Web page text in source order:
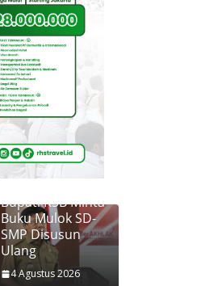
Bupati KSB Minta
Buku Mulok SD-
SMP Disusun
Ulang
4 Agustus 2026